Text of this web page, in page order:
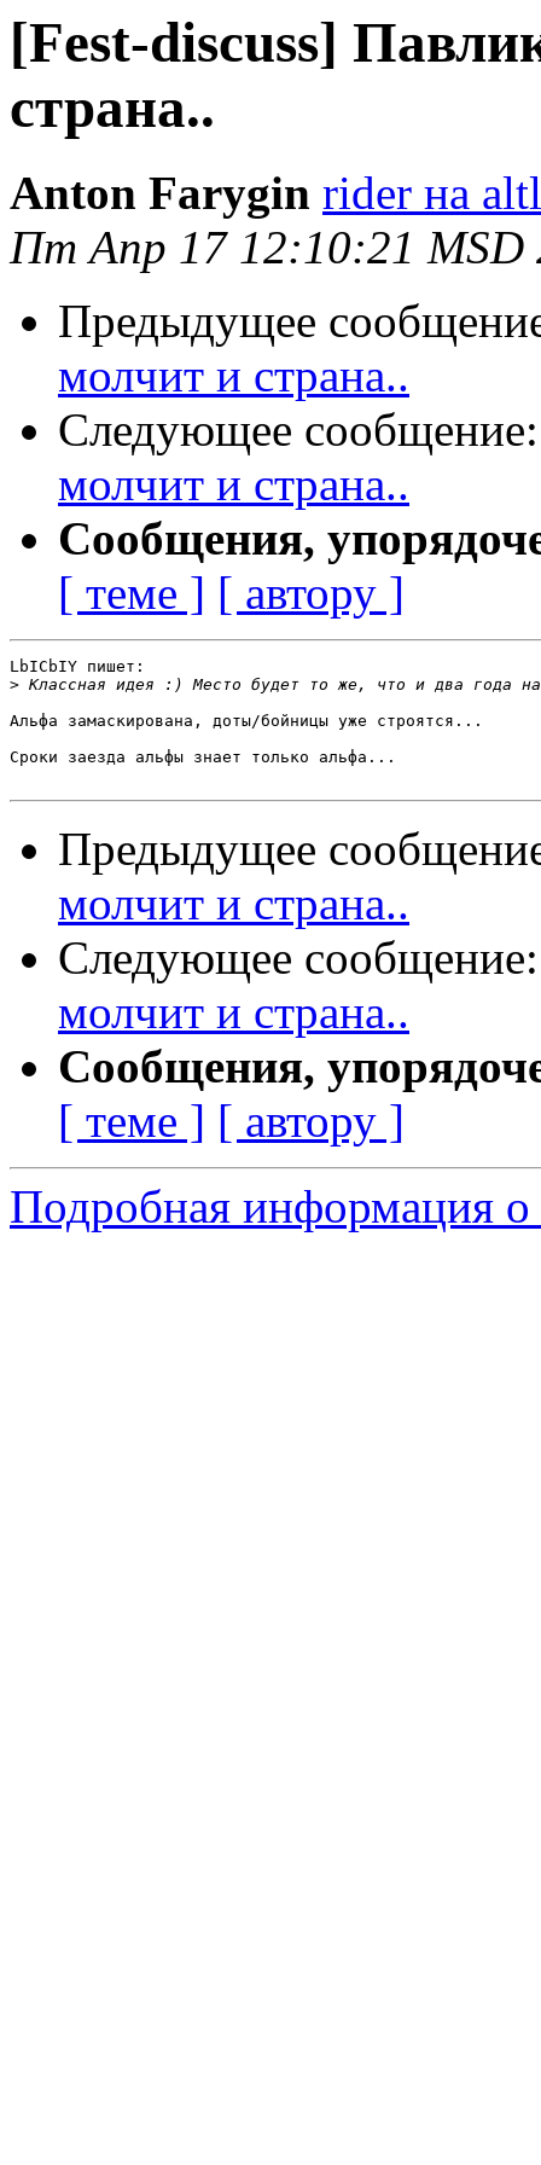
[Fest-discuss]
страна..
Anton Farygin rider на
Пт Апр 17 12:10:21 MSD
Предыдущее
молчит и страна..
Следующее
молчит и страна..
Сообщения,
[ теме ] [ автору ]
LbICbIY пишет:
>
Альфа замаскирована, доты/бойницы уже строятся...
Сроки заезда альфы знает только альфа...
Предыдущее
молчит и страна..
Следующее
молчит и страна..
Сообщения,
[ теме ] [ автору ]
Подробная информация о